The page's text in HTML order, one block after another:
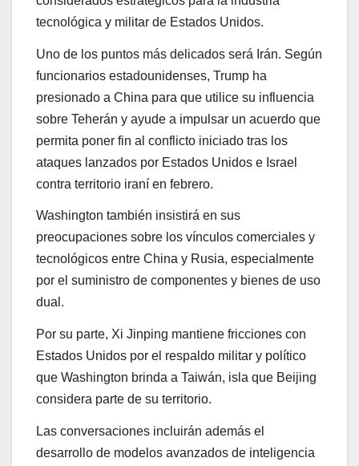
tecnológica y militar de Estados Unidos.
Uno de los puntos más delicados será Irán. Según
funcionarios estadounidenses, Trump ha
presionado a China para que utilice su influencia
sobre Teherán y ayude a impulsar un acuerdo que
permita poner fin al conflicto iniciado tras los
ataques lanzados por Estados Unidos e Israel
contra territorio iraní en febrero.
Washington también insistirá en sus
preocupaciones sobre los vínculos comerciales y
tecnológicos entre China y Rusia, especialmente
por el suministro de componentes y bienes de uso
dual.
Por su parte, Xi Jinping mantiene fricciones con
Estados Unidos por el respaldo militar y político
que Washington brinda a Taiwán, isla que Beijing
considera parte de su territorio.
Las conversaciones incluirán además el
desarrollo de modelos avanzados de inteligencia